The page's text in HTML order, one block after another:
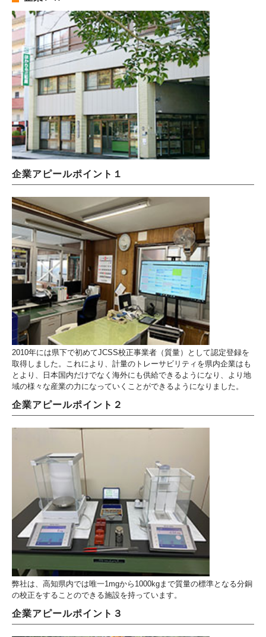
企業アピールポイント１
2010年には県下で初めてJCSS校正事業者（質量）として認定登録を
取得しました。これにより、計量のトレーサビリティを県内企業はも
とより、日本国内だけでなく海外にも供給できるようになり、より地
域の様々な産業の力になっていくことができるようになりました。
企業アピールポイント２
弊社は、高知県内では唯一1mgから1000kgまで質量の標準となる分銅
の校正をすることのできる施設を持っています。
企業アピールポイント３